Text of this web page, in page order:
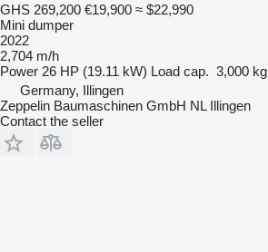
GHS 269,200 €19,900 ≈ $22,990
Mini dumper
2022
2,704 m/h
Power 26 HP (19.11 kW) Load cap. 3,000 kg
Germany, Illingen
Zeppelin Baumaschinen GmbH NL Illingen
Contact the seller